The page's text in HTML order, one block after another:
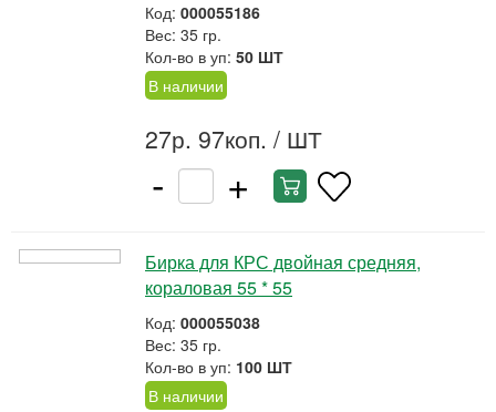
Код: 000055186
Вес: 35 гр.
Кол-во в уп: 50 ШТ
В наличии
27р. 97коп. / ШТ
- +
Бирка для КРС двойная средняя,
кораловая 55 * 55
Код: 000055038
Вес: 35 гр.
Кол-во в уп: 100 ШТ
В наличии